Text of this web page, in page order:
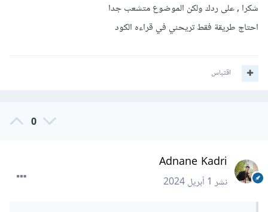
شكرا , على ردك ولكن الموضوع متشعب جدا
احتاج طريقة فقط تريحني في قراءه الكود
اقتباس
0
Adnane Kadri
نشر1 أبريل 2024